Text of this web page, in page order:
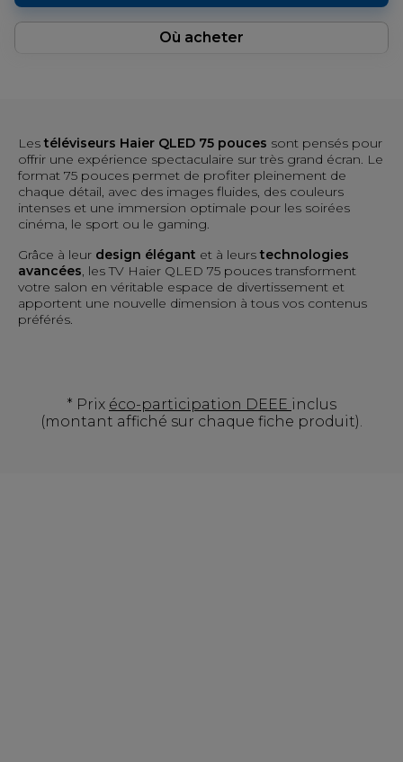
Où acheter
Lestéléviseurs Haier QLED 75 pouces sont pensés pour
offrir une expérience spectaculaire sur très grand écran. Le
format 75 pouces permet de profiter pleinement de
chaque détail, avec des images fluides, des couleurs
intenses et une immersion optimale pour les soirées
cinéma, le sport ou le gaming.
Grâce à leur design élégant et à leurstechnologies
avancées, les TV Haier QLED 75 pouces transforment
votre salon en véritable espace de divertissement et
apportent une nouvelle dimension à tous vos contenus
préférés.
* Prix éco-participation DEEE inclus
(montant affiché sur chaque fiche produit).